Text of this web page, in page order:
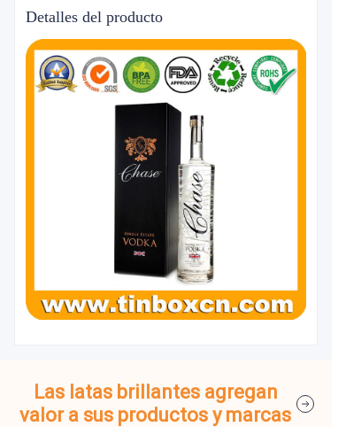
Detalles del producto
Las latas brillantes agregan
valor a sus productos y marcas